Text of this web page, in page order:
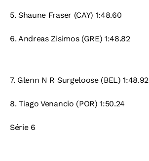
5. Shaune Fraser (CAY) 1:48.60
6. Andreas Zisimos (GRE) 1:48.82
7. Glenn N R Surgeloose (BEL) 1:48.92
8. Tiago Venancio (POR) 1:50.24
Série 6